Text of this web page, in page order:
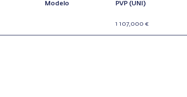
Modelo PVP (UNI)
1 107,000 €